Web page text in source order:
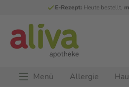
E-Rezept: Heute bestellt,
Menü Allergie